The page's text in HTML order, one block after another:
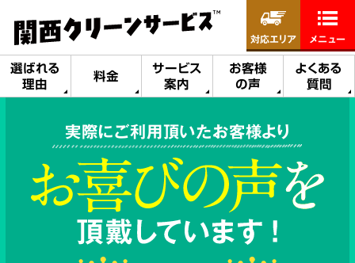
選ばれる
理由
料金
サービス
案内
お客様
の声
よくある
質問
対応エリア メニュー
実際にご利用頂いたお客様より